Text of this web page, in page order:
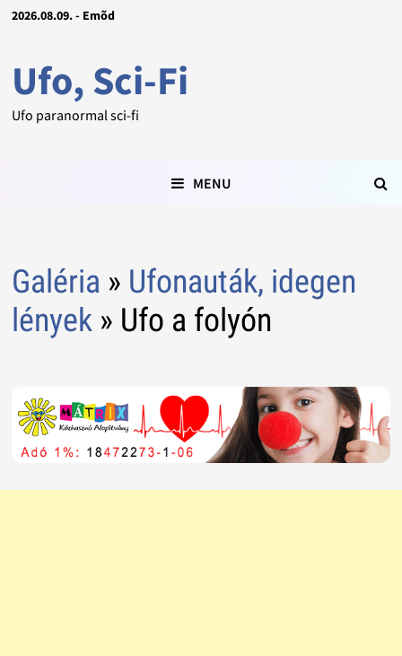
2026.08.09. - Emõd
Ufo, Sci-Fi
Ufo paranormal sci-fi
MENU
Galéria » Ufonauták, idegen
lények» Ufo a folyón